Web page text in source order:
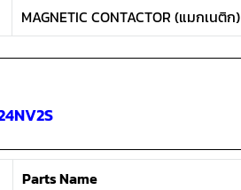
MAGNETIC CONTACTOR (แมกเนติก)
Parts Name